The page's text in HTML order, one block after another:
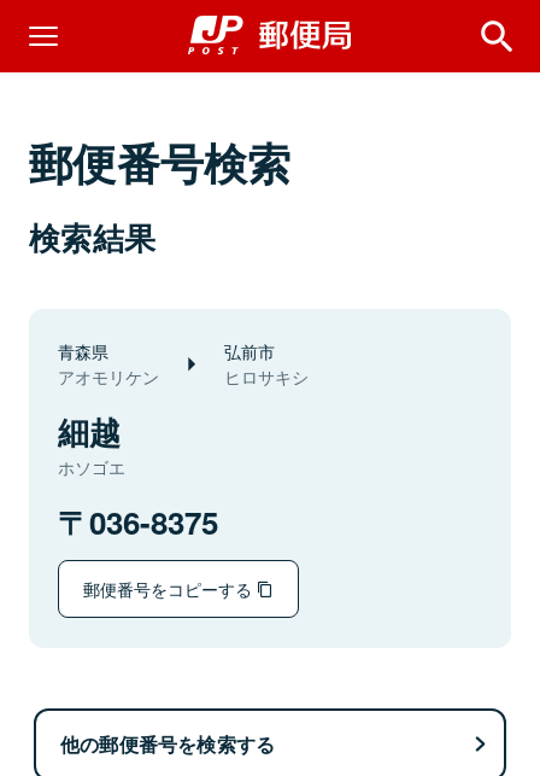
郵便番号検索
検索結果
青森県
アオモリケン
弘前市
ヒロサキシ
細越
ホソゴエ
036-8375
郵便番号をコピーする
他の郵便番号を検索する